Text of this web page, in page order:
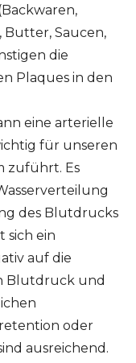
Butter, Saucen,
die
Plaques in den
eine arterielle
für unseren
zuführt. Es
des Blutdrucks
sich ein
auf die
Blutdruck und
oder
ausreichend.